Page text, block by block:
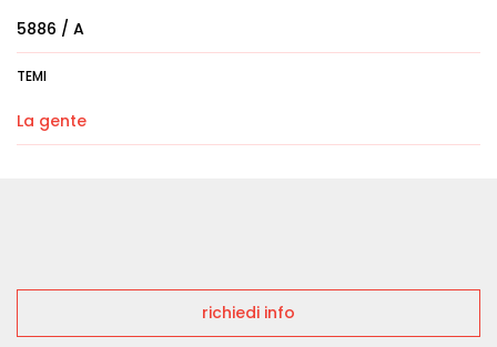
5886 / A
TEMI
La gente
richiedi info